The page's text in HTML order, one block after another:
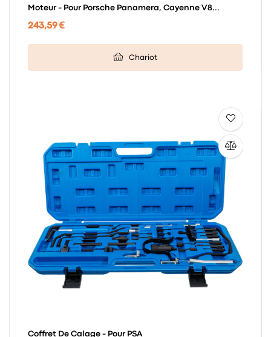
Moteur - Pour Porsche Panamera, Cayenne V8...
243,59 €
Chariot
Coffret De Calage - Pour PSA